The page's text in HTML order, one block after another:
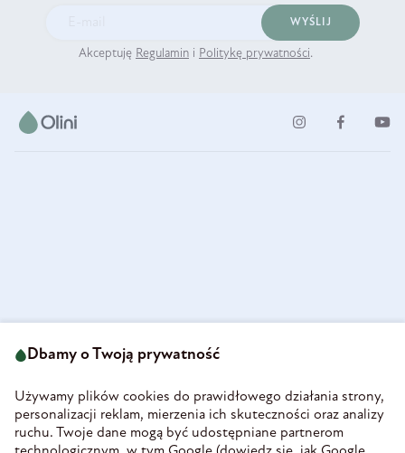
WYŚLIJ
Akceptuję Regulamin i Politykę prywatności.
58-160 Świebodzice
REGON 890213034
INFORMACJE
Dbamy o Twoją prywatność
Używamy plików cookies do prawidłowego działania strony,
personalizacji reklam, mierzenia ich skuteczności oraz analizy
ruchu. Twoje dane mogą być udostępniane partnerom